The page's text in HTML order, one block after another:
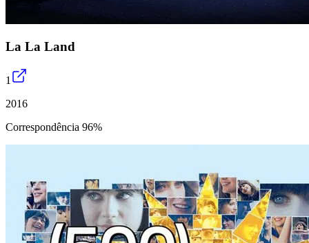
La La Land
1
2016
Correspondência 96%